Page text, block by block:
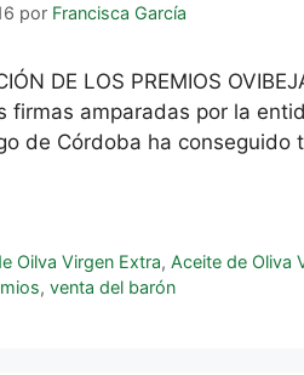
por Francisca García
DE LOS PREMIOS
firmas amparadas por la
de Córdoba ha
Oilva Virgen Extra,Aceite de Oliva
, venta del barón